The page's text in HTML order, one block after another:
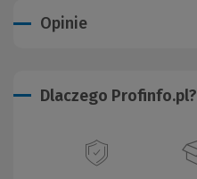
Opinie
Dlaczego Profinfo.pl?